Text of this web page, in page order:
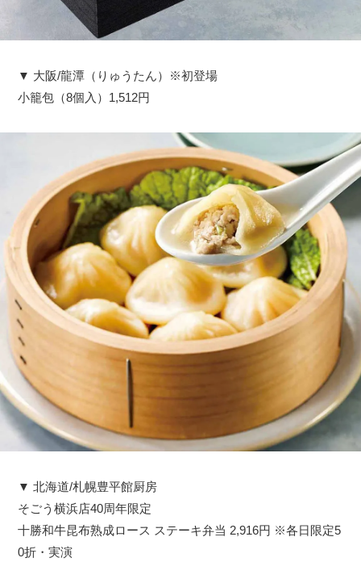
▼ 大阪/龍潭（りゅうたん）※初登場
小籠包（8個入）1,512円
▼ 北海道/札幌豊平館厨房
そごう横浜店40周年限定
十勝和牛昆布熟成ロース ステーキ弁当 2,916円 ※各日限定5
0折・実演